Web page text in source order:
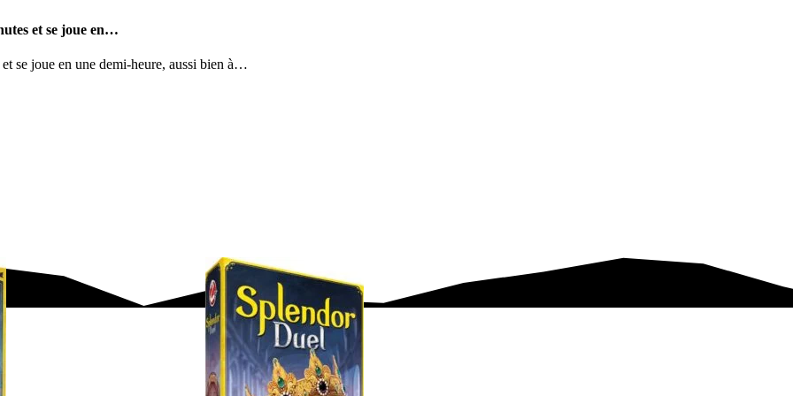
et se joue en…
se joue en une demi-heure, aussi bien à…